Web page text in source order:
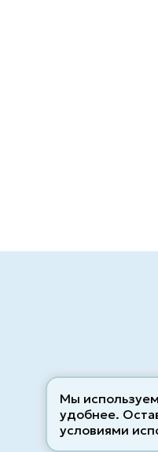
Мы используем
удобнее.
условиями